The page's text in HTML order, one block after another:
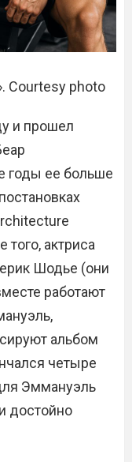
Courtesy photo
и прошел
годы ее больше
актриса
Шодье (они
работают
альбом
четыре
Эммануэль
достойно